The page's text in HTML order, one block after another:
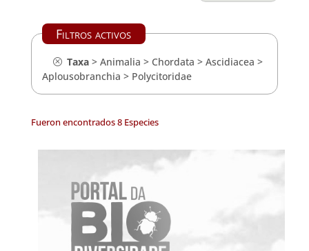
Filtros activos
Taxa> Animalia > Chordata > Ascidiacea >
Aplousobranchia > Polycitoridae
Fueron encontrados 8 Especies